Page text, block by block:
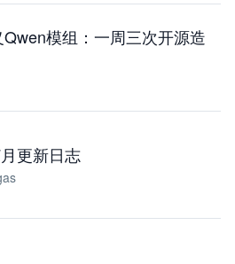
模组：一周三次开源造
更新日志